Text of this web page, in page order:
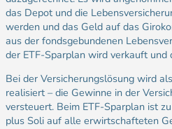
das Depot und die
werden und das Geld auf das
aus der fondsgebundenen
der ETF-Sparplan wird verkauft
Bei der Versicherungslösung wird
realisiert – die Gewinne in der
versteuert. Beim ETF-Sparplan ist
plus Soli auf alle erwirtschafteten